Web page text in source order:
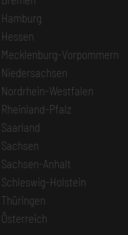
Hamburg
Hessen
Mecklenburg-Vorpommern
Niedersachsen
Nordrhein-Westfalen
Rheinland-Pfalz
Saarland
Sachsen
Sachsen-Anhalt
Schleswig-Holstein
Thüringen
Österreich